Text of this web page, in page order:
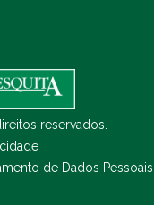
reservados.
de Dados Pessoais